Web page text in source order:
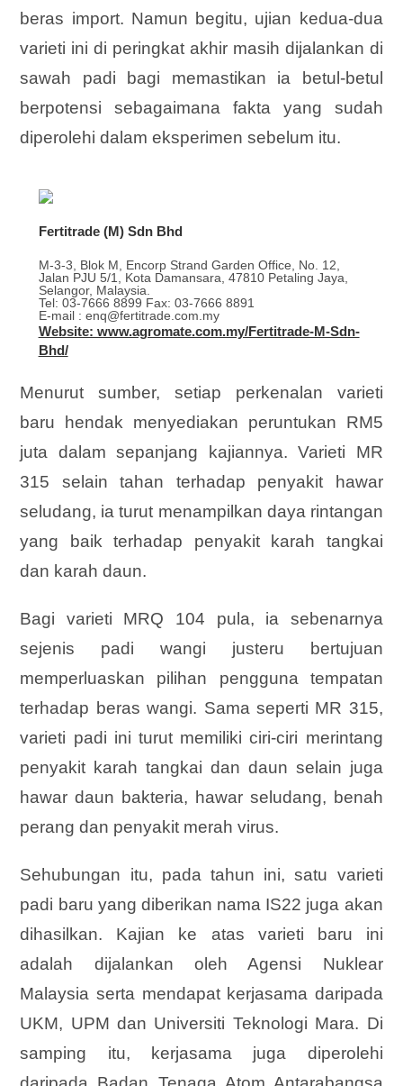
beras import. Namun begitu, ujian kedua-dua
varieti ini di peringkat akhir masih dijalankan di
sawah padi bagi memastikan ia betul-betul
berpotensi sebagaimana fakta yang sudah
diperolehi dalam eksperimen sebelum itu.
Fertitrade (M) Sdn Bhd
M-3-3, Blok M, Encorp Strand Garden Office, No. 12,
Jalan PJU 5/1, Kota Damansara, 47810 Petaling Jaya,
Selangor, Malaysia.
Tel: 03-7666 8899 Fax: 03-7666 8891
E-mail : enq@fertitrade.com.my
Website: www.agromate.com.my/Fertitrade-M-Sdn-
Bhd/
Menurut sumber, setiap perkenalan varieti
baru hendak menyediakan peruntukan RM5
juta dalam sepanjang kajiannya. Varieti MR
315 selain tahan terhadap penyakit hawar
seludang, ia turut menampilkan daya rintangan
yang baik terhadap penyakit karah tangkai
dan karah daun.
Bagi varieti MRQ 104 pula, ia sebenarnya
sejenis padi wangi justeru bertujuan
memperluaskan pilihan pengguna tempatan
terhadap beras wangi. Sama seperti MR 315,
varieti padi ini turut memiliki ciri-ciri merintang
penyakit karah tangkai dan daun selain juga
hawar daun bakteria, hawar seludang, benah
perang dan penyakit merah virus.
Sehubungan itu, pada tahun ini, satu varieti
padi baru yang diberikan nama IS22 juga akan
dihasilkan. Kajian ke atas varieti baru ini
adalah dijalankan oleh Agensi Nuklear
Malaysia serta mendapat kerjasama daripada
UKM, UPM dan Universiti Teknologi Mara. Di
samping itu, kerjasama juga diperolehi